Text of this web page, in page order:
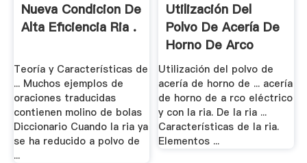
Nueva Condicion De
Alta Eficiencia Ria .
Teoría y Características de
... Muchos ejemplos de
oraciones traducidas
contienen molino de bolas
Diccionario Cuando la ria ya
se ha reducido a polvo de
...
Utilización Del
Polvo De Acería De
Horno De Arco
Eléctrico
Utilización del polvo de
acería de horno de ... acería
de horno de a rco eléctrico
y con la ria. De la ria ...
Características de la ria.
Elementos ...